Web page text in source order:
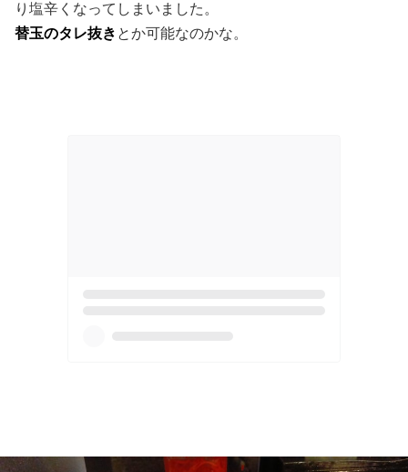
り塩辛くなってしまいました。
替玉のタレ抜き とか可能なのかな。